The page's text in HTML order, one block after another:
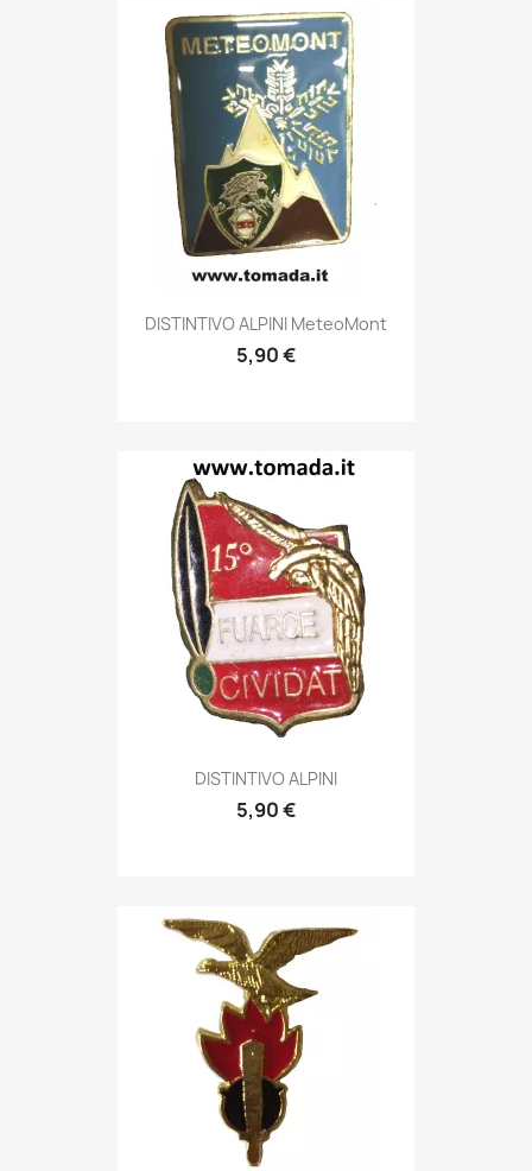
Anteprima
DISTINTIVO ALPINI MeteoMont
5,90 €
Anteprima
DISTINTIVO ALPINI
5,90 €